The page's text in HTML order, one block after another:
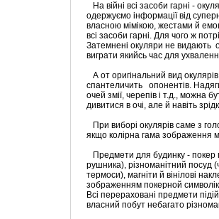
На війні всі засоби гарні -
одержуємо інформації від
власною мімікою, жестами й
всі засоби гарні. Для чого ж
Затемнені окуляри не видають
виграти якийсь час для
А от оригінальний вид
спантеличить опонентів.
очей змії, черепів і т.д., можна
дивитися в очі, але й навіть
При виборі окулярів саме з
якщо колірна гама зображення
Предмети для будинку - покер
рушника), різноманітний посуд
термоси), магніти й вінілові
зображенням покерной
Всі перераховані предмети
власний побут небагато